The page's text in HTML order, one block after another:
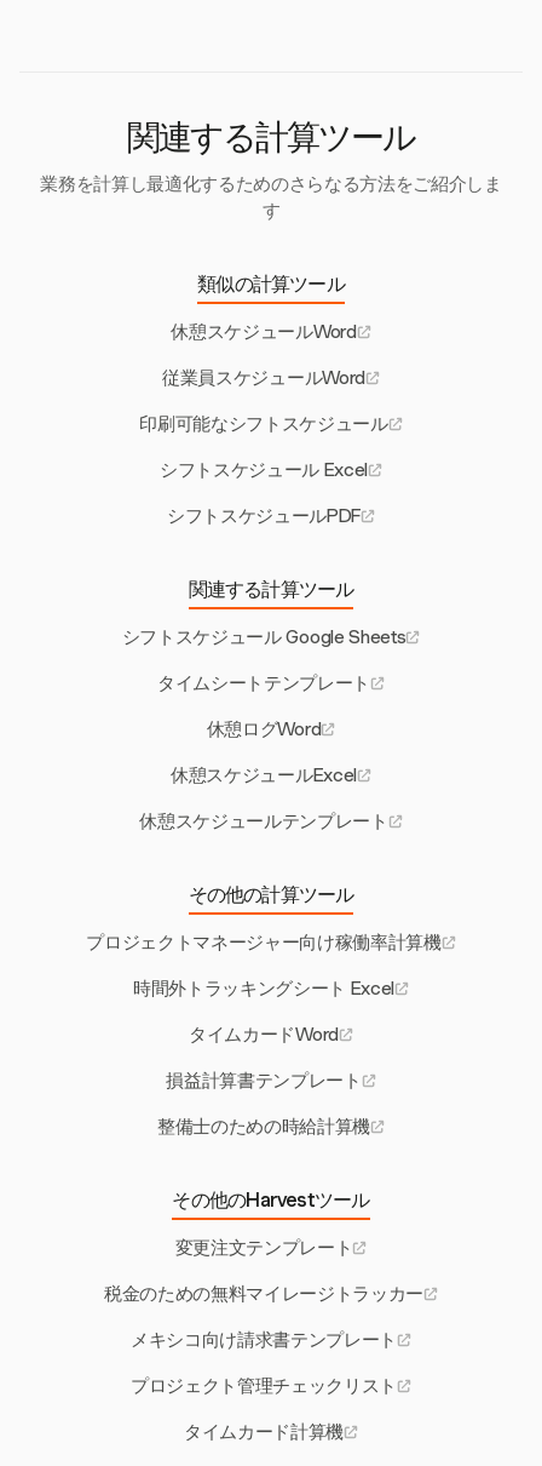
の努力を補完できます。
関連する計算ツール
業務を計算し最適化するためのさらなる方法をご紹介しま
す
類似の計算ツール
休憩スケジュールWord
従業員スケジュールWord
印刷可能なシフトスケジュール
シフトスケジュール Excel
シフトスケジュールPDF
関連する計算ツール
シフトスケジュール Google Sheets
タイムシートテンプレート
休憩ログWord
休憩スケジュールExcel
休憩スケジュールテンプレート
その他の計算ツール
プロジェクトマネージャー向け稼働率計算機
時間外トラッキングシート Excel
タイムカードWord
損益計算書テンプレート
整備士のための時給計算機
その他のHarvestツール
変更注文テンプレート
税金のための無料マイレージトラッカー
メキシコ向け請求書テンプレート
プロジェクト管理チェックリスト
タイムカード計算機